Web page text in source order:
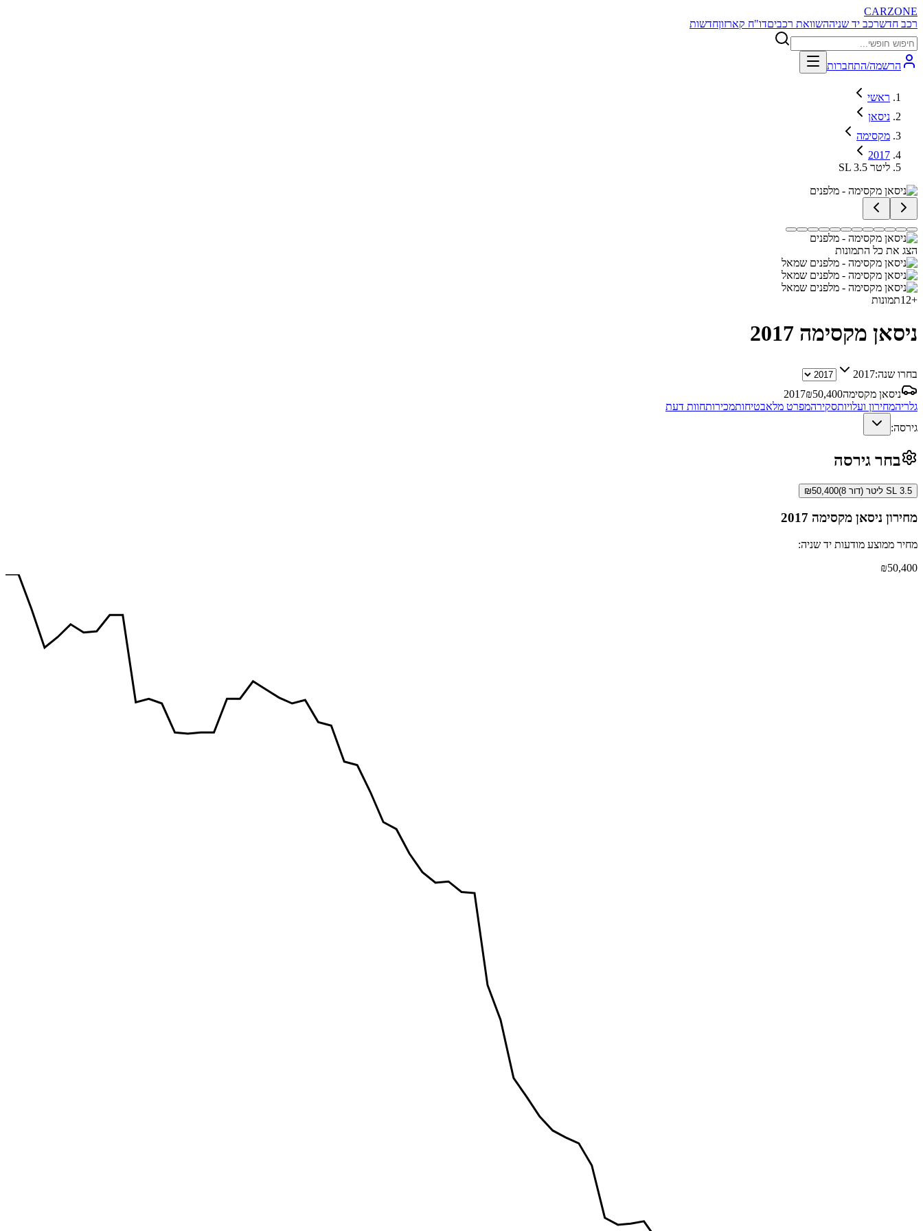
CARZONE
רכב חדשרכב יד שניההשוואת רכביםדו"ח קארזוןחדשות
הרשמה/התחברות
ראשי
ניסאן
מקסימה
2017
SL 3.5 ליטר
הצג את כל התמונות
+
12תמונות
ניסאן מקסימה 2017
בחרו שנה:2017
ניסאן מקסימה
2017₪50,400
גלריהמחירון ועלויותסקירהמפרט מלאבטיחותמכירותחוות דעת
גירסה:
בחר גירסה
SL 3.5 ליטר (דור 8) ₪50,400
מחירון ניסאן מקסימה 2017
מחיר ממוצע מודעות יד שניה:
₪50,400